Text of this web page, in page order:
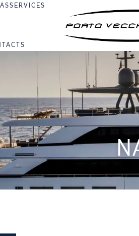
SERVICES